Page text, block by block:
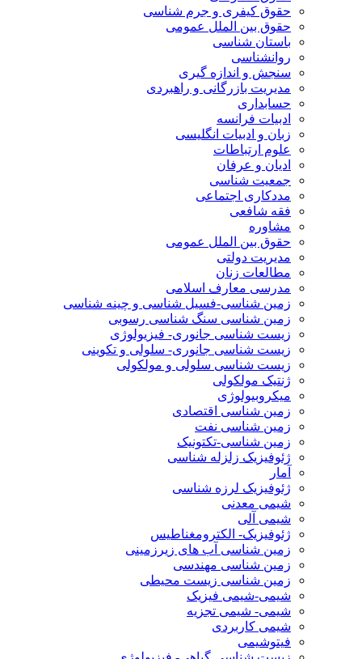
حقوق کیفری و جرم شناسی
حقوق بین الملل عمومی
باستان شناسی
روانشناسی
سنجش و اندازه گیری
مدیریت بازرگانی و راهبردی
حسابداری
ادبیات فرانسه
زبان و ادبیات انگلیسی
علوم ارتباطات
ادیان و عرفان
جمعیت شناسی
مددکاری اجتماعی
فقه شافعی
مشاوره
حقوق بین الملل عمومی
مدیریت دولتی
مطالعات زنان
مدرسی معارف اسلامی
زمین شناسی-فسیل شناسی و چینه شناسی
زمین شناسی سنگ شناسی رسوبی
زیست شناسی جانوری- فیزیولوژی
زیست شناسی جانوری- سلولی و تکوینی
زیست شناسی سلولی و مولکولی
ژنتیک مولکولی
میکروبیولوژی
زمین شناسی اقتصادی
زمین شناسی نفت
زمین شناسی-تکتونیک
ژئوفیزیک زلزله شناسی
آمار
ژئوفیزیک لرزه شناسی
شیمی معدنی
شیمی آلی
ژئوفیزیک- الکترومغناطیس
زمین شناسی آب های زیرزمینی
زمین شناسی مهندسی
زمین شناسی زیست محیطی
شیمی-شیمی فیزیک
شیمی- شیمی تجزیه
شیمی کاربردی
فیتوشیمی